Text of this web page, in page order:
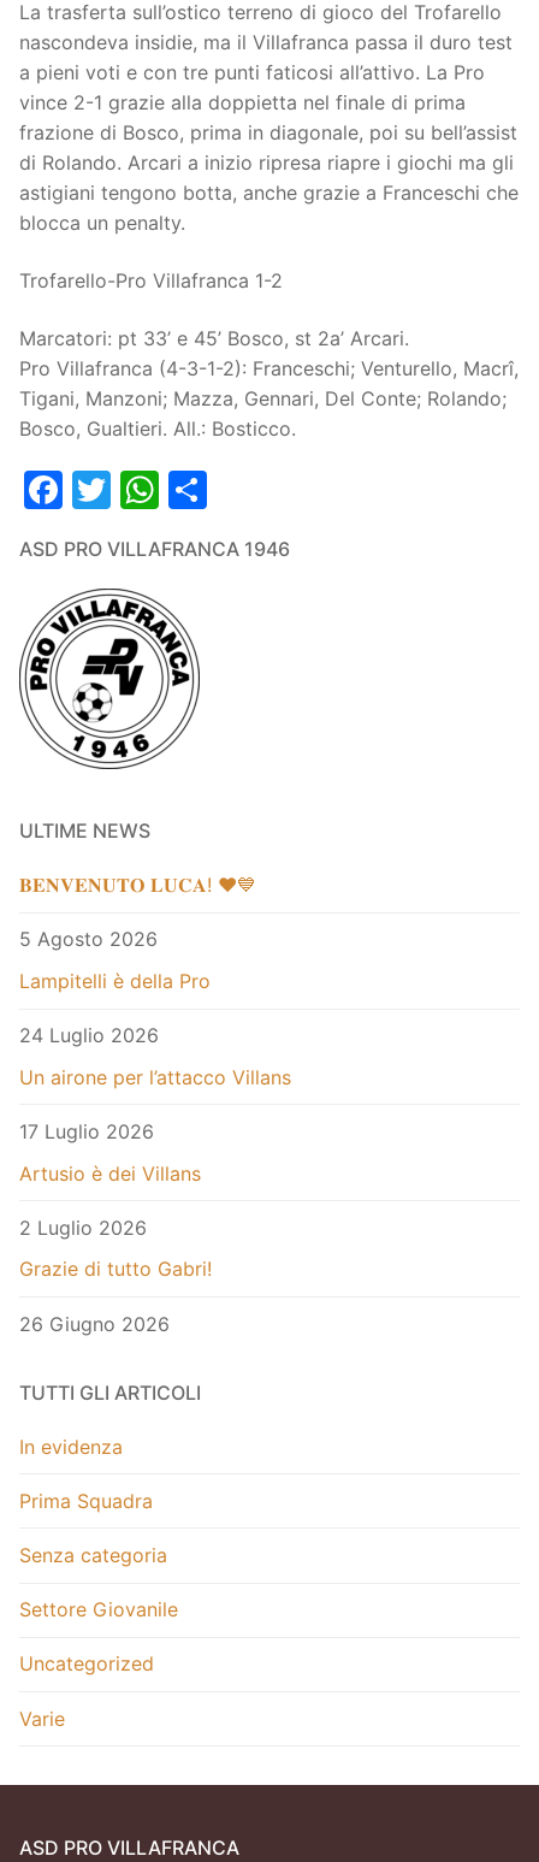
La trasferta sull’ostico terreno di gioco del Trofarello
nascondeva insidie, ma il Villafranca passa il duro test
a pieni voti e con tre punti faticosi all’attivo. La Pro
vince 2-1 grazie alla doppietta nel finale di prima
frazione di Bosco, prima in diagonale, poi su bell’assist
di Rolando. Arcari a inizio ripresa riapre i giochi ma gli
astigiani tengono botta, anche grazie a Franceschi che
blocca un penalty.
Trofarello-Pro Villafranca 1-2
Marcatori: pt 33’ e 45’ Bosco, st 2a’ Arcari.
Pro Villafranca (4-3-1-2): Franceschi; Venturello, Macrî,
Tigani, Manzoni; Mazza, Gennari, Del Conte; Rolando;
Bosco, Gualtieri. All.: Bosticco.
Facebook
TwitterWhatsApp
ASD PRO VILLAFRANCA 1946
ULTIME NEWS
𝐁𝐄𝐍𝐕𝐄𝐍𝐔𝐓𝐎 𝐋𝐔𝐂𝐀! ❤️💙
5 Agosto 2026
Lampitelli è della Pro
24 Luglio 2026
Un airone per l’attacco Villans
17 Luglio 2026
Artusio è dei Villans
2 Luglio 2026
Grazie di tutto Gabri!
26 Giugno 2026
TUTTI GLI ARTICOLI
In evidenza
Prima Squadra
Senza categoria
Settore Giovanile
Uncategorized
Varie
ASD PRO VILLAFRANCA